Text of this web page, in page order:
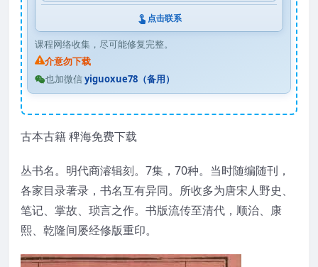
点击联系
课程网络收集，尽可能修复完整。
介意勿下载
也加微信yiguoxue78（备用）
古本古籍 稗海免费下载
丛书名。明代商濬辑刻。7集，70种。当时随编随刊，
各家目录著录，书名互有异同。所收多为唐宋人野史、
笔记、掌故、琐言之作。书版流传至清代，顺治、康
熙、乾隆间屡经修版重印。